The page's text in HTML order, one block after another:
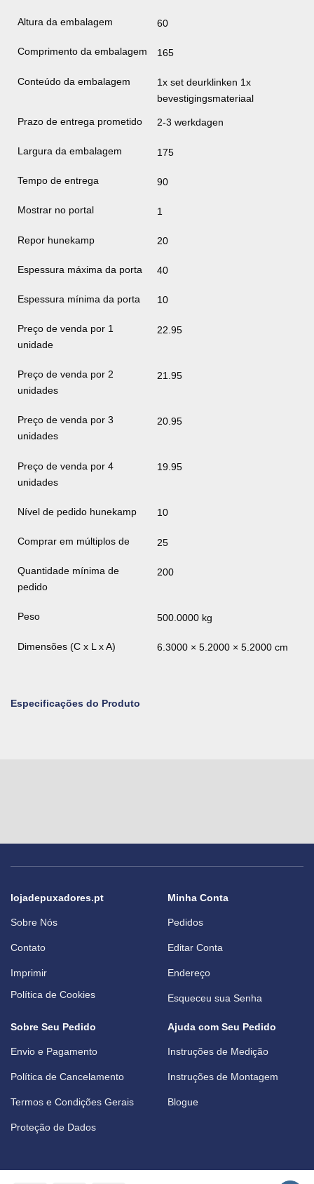
Altura da embalagem 60
Comprimento da embalagem 165
Conteúdo da embalagem
1x set deurklinken 1x
bevestigingsmateriaal
Prazo de entrega prometido 2-3 werkdagen
Largura da embalagem 175
Tempo de entrega 90
Mostrar no portal 1
Repor hunekamp 20
Espessura máxima da porta 40
Espessura mínima da porta 10
Preço de venda por 1
unidade
22.95
Preço de venda por 2
unidades
21.95
Preço de venda por 3
unidades
20.95
Preço de venda por 4
unidades
19.95
Nível de pedido hunekamp 10
Comprar em múltiplos de 25
Quantidade mínima de
pedido
200
Peso 500.0000 kg
Dimensões (C x L x A) 6.3000 × 5.2000 × 5.2000 cm
Especificações do Produto
lojadepuxadores.pt
Sobre Nós
Contato
Imprimir
Política de Cookies
Minha Conta
Pedidos
Editar Conta
Endereço
Esqueceu sua Senha
Sobre Seu Pedido
Envio e Pagamento
Política de Cancelamento
Termos e Condições Gerais
Proteção de Dados
Ajuda com Seu Pedido
Instruções de Medição
Instruções de Montagem
Blogue